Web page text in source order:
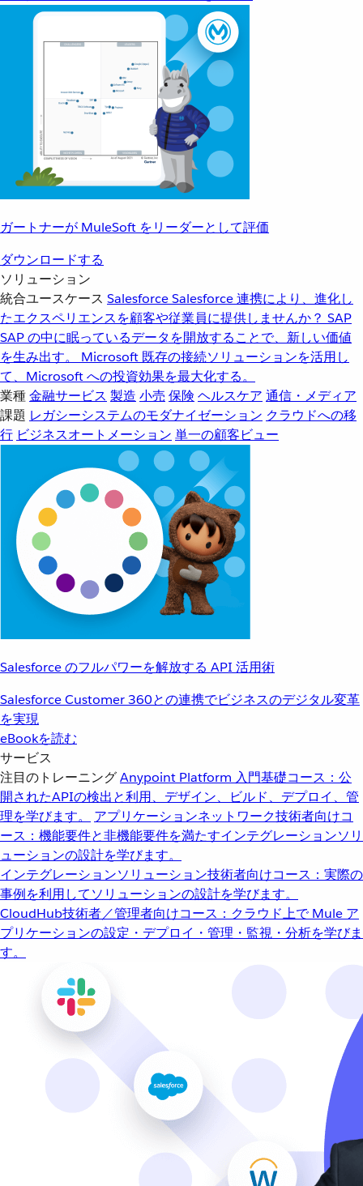
ガートナーが MuleSoft をリーダーとして評価
ダウンロードする
ソリューション
統合ユースケース SalesforceSalesforce 連携により、進化し
たエクスペリエンスを顧客や従業員に提供しませんか？ SAP
SAP の中に眠っているデータを開放することで、新しい価値
を生み出す。
Microsoft 既存の接続ソリューションを活用し
て、Microsoft への投資効果を最大化する。
業種金融サービス 製造 小売 保険 ヘルスケア 通信・メディア
課題 レガシーシステムのモダナイゼーション クラウドへの移
行 ビジネスオートメーション 単一の顧客ビュー
Salesforce のフルパワーを解放する API 活用術
Salesforce Customer 360との連携でビジネスのデジタル変革
を実現
eBookを読む
サービス
注目のトレーニングAnypoint Platform 入門基礎コース：公
開されたAPIの検出と利用、デザイン、ビルド、デプロイ、管
理を学びます。
アプリケーションネットワーク技術者向けコ
ース：機能要件と非機能要件を満たすインテグレーションソリ
ューションの設計を学びます。
インテグレーションソリューション技術者向けコース：実際の
事例を利用してソリューションの設計を学びます。
CloudHub技術者／管理者向けコース：クラウド上で Mule ア
プリケーションの設定・デプロイ・管理・監視・分析を学びま
す。